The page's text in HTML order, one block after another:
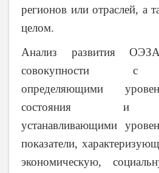
регионов или отраслей, а
целом.
Анализ развития
совокупности с
определяющими
состояния и
устанавливающими
показатели,
экономическую,